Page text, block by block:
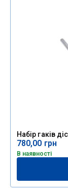
Набір гаків
780,00 грн
В наявності